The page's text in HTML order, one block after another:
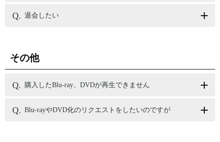
退会したい
その他
購入したBlu-ray、DVDが再生できません
Blu-rayやDVD化のリクエストをしたいのですが